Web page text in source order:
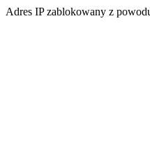
Adres IP zablokowany z